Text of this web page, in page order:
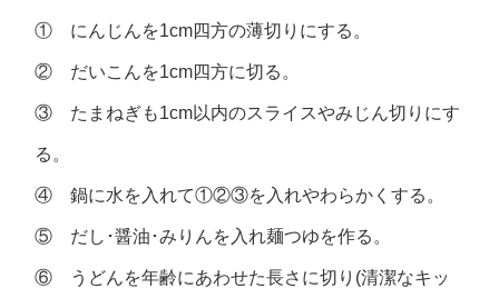
① にんじんを1cm四方の薄切りにする。
② だいこんを1cm四方に切る。
③ たまねぎも1cm以内のスライスやみじん切りにす
る。
④ 鍋に水を入れて①②③を入れやわらかくする。
⑤ だし･醤油･みりんを入れ麺つゆを作る。
⑥ うどんを年齢にあわせた長さに切り(清潔なキッ